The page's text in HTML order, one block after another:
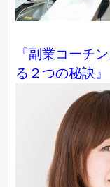
『副業コーチ
る２つの秘訣』